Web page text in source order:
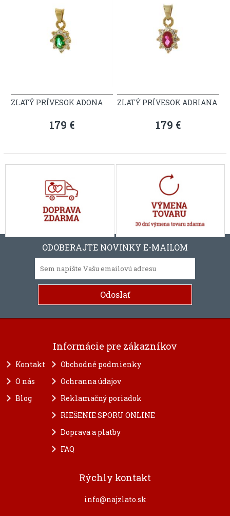
ZLATÝ PRÍVESOK ADONA
179 €
ZLATÝ PRÍVESOK ADRIANA
179 €
ODOBERAJTE NOVINKY E-MAILOM
Informácie pre zákazníkov
Kontakt
O nás
Blog
Obchodné podmienky
Ochranna údajov
Reklamačný poriadok
RIEŠENIE SPORU ONLINE
Doprava a platby
FAQ
Rýchly kontakt
info@najzlato.sk